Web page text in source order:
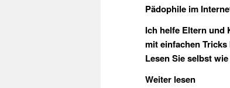
Pädophile im
Ich helfe Eltern und
mit einfachen
Lesen Sie selbst
Weiter lesen